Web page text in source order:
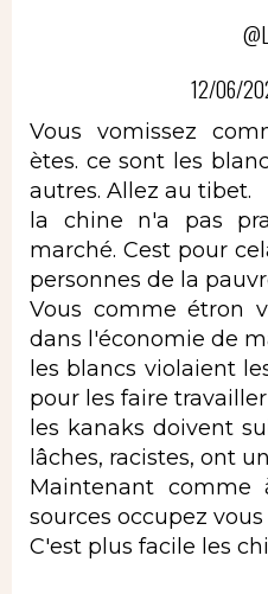
12/06/
Vous vomissez
ètes. ce sont les
autres. Allez au tibet.
la chine n'a pas
marché. Cest pour
personnes de la
Vous comme étron
dans l'économie de
les blancs violaient
pour les faire
les kanaks doivent
lâches, racistes, ont
Maintenant
sources occupez
C'est plus facile les